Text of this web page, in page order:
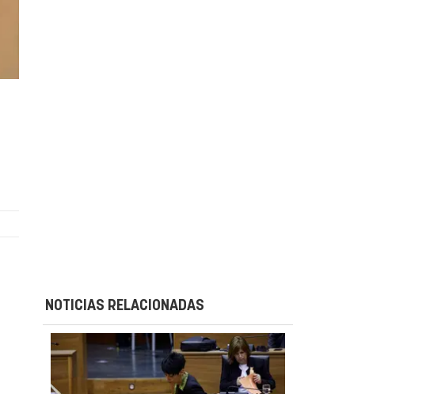
NOTICIAS RELACIONADAS